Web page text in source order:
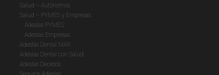
Salud – Autónomos
Salud – PYMES y Empresas
Adeslas PYMES
Adeslas Empresas
Adeslas Dental MAX
Adeslas Dental con Salud
Adeslas Decesos